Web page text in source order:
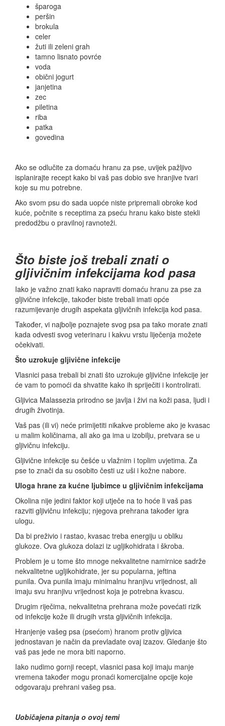
šparoga
peršin
brokula
celer
žuti ili zeleni grah
tamno lisnato povrće
voda
obični jogurt
janjetina
zec
piletina
riba
patka
govedina
Ako se odlučite za domaću hranu za pse, uvijek pažljivo
isplanirajte recept kako bi vaš pas dobio sve hranjive tvari
koje su mu potrebne.
Ako svom psu do sada uopće niste pripremali obroke kod
kuće, počnite s receptima za pseću hranu kako biste stekli
predodžbu o pravilnoj ravnoteži.
Što biste još trebali znati o
gljivičnim infekcijama kod pasa
Iako je važno znati kako napraviti domaću hranu za pse za
gljivične infekcije, također biste trebali imati opće
razumijevanje drugih aspekata gljivičnih infekcija kod pasa.
Također, vi najbolje poznajete svog psa pa tako morate znati
kada odvesti svog veterinaru i kakvu vrstu liječenja možete
očekivati.
Što uzrokuje gljivične infekcije
Vlasnici pasa trebali bi znati što uzrokuje gljivične infekcije jer
će vam to pomoći da shvatite kako ih spriječiti i kontrolirati.
Gljivica Malassezia prirodno se javlja i živi na koži pasa, ljudi i
drugih životinja.
Vaš pas (ili vi) neće primijetiti nikakve probleme ako je kvasac
u malim količinama, ali ako ga ima u izobilju, pretvara se u
gljivičnu infekciju.
Gljivične infekcije su češće u vlažnim i toplim uvjetima. Za
pse to znači da su osobito česti uz uši i kožne nabore.
Uloga hrane za kućne ljubimce u gljivičnim infekcijama
Okolina nije jedini faktor koji utječe na to hoće li vaš pas
razviti gljivičnu infekciju; njegova prehrana također igra
ulogu.
Da bi preživio i rastao, kvasac treba energiju u obliku
glukoze. Ova glukoza dolazi iz ugljikohidrata i škroba.
Problem je u tome što mnoge nekvalitetne namirnice sadrže
nekvalitetne ugljikohidrate, jer su popularna, jeftina
punila. Ova punila imaju minimalnu hranjivu vrijednost, ali
imaju svu hranjivu vrijednost koja je potrebna kvascu.
Drugim riječima, nekvalitetna prehrana može povećati rizik
od infekcije kože ili drugih vrsta gljivičnih infekcija.
Hranjenje vašeg psa (psećom) hranom protiv gljivica
jednostavan je način da prevladate ovaj izazov. Gledanje što
vaš pas jede ne mora biti naporno.
Iako nudimo gornji recept, vlasnici pasa koji imaju manje
vremena također mogu pronaći komercijalne opcije koje
odgovaraju prehrani vašeg psa.
Uobičajena pitanja o ovoj temi